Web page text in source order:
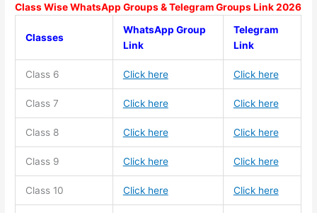
Class Wise WhatsApp Groups & Telegram Groups Link 2026
Classes
WhatsApp Group
Link
Telegram
Link
Class 6 Click here Click here
Class 7 Click here Click here
Class 8 Click here Click here
Class 9 Click here Click here
Class 10 Click here Click here